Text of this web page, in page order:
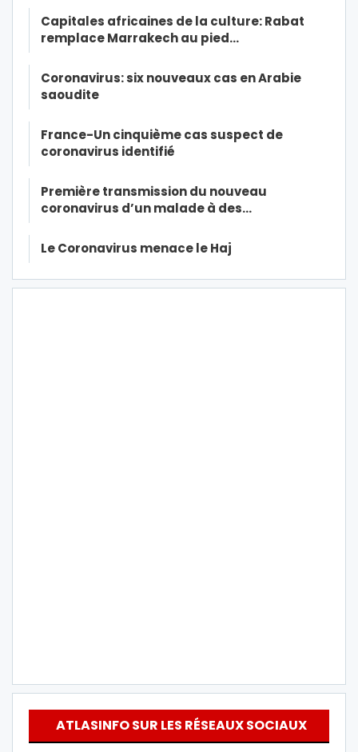
Capitales africaines de la culture: Rabat
remplace Marrakech au pied…
Coronavirus: six nouveaux cas en Arabie
saoudite
France-Un cinquième cas suspect de
coronavirus identifié
Première transmission du nouveau
coronavirus d’un malade à des…
Le Coronavirus menace le Haj
ATLASINFO SUR LES RÉSEAUX SOCIAUX